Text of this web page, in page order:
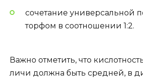
сочетание универсальной
торфом в соотношении 1:2.
Важно отметить, что
личи должна быть средней, в